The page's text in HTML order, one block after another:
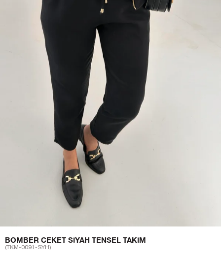
BOMBER CEKET SIYAH TENSEL TAKIM
(TKM-0091-SYH)